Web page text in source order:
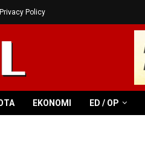
Privacy Policy
EKONOMI ED / OP